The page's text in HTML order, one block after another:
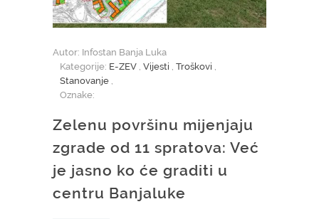
Autor: Infostan Banja Luka
Kategorije: E-ZEV , Vijesti , Troškovi ,
Stanovanje ,
Oznake:
Zelenu površinu mijenjaju
zgrade od 11 spratova: Već
je jasno ko će graditi u
centru Banjaluke